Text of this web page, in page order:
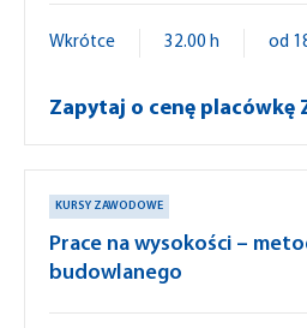
Wkrótce 32.00 h od
Zapytaj o cenę placówkę
KURSY ZAWODOWE
Prace na wysokości –
budowlanego